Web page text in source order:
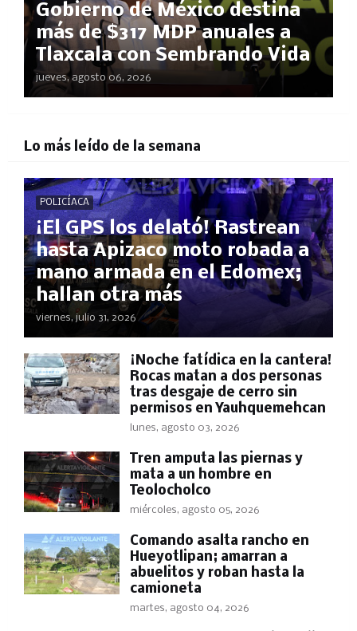
Gobierno de México destina
más de $317 MDP anuales a
Tlaxcala con Sembrando Vida
jueves, agosto 06, 2026
Lo más leído de la semana
POLICÍACA
¡El GPS los delató! Rastrean
hasta Apizaco moto robada a
mano armada en el Edomex;
hallan otra más
viernes, julio 31, 2026
​¡Noche fatídica en la cantera!
Rocas matan a dos personas
tras desgaje de cerro sin
permisos en Yauhquemehcan
lunes, agosto 03, 2026
Tren amputa las piernas y
mata a un hombre en
Teolocholco
miércoles, agosto 05, 2026
Comando asalta rancho en
Hueyotlipan; amarran a
abuelitos y roban hasta la
camioneta
martes, agosto 04, 2026